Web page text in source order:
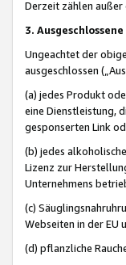
Derzeit zählen außer
3.
Ungeachtet der
ausgeschlossen
(a) jedes Produkt
eine Dienstleistung,
gesponserten Link
(b) jedes
Lizenz zur
Unternehmens
(c)
Webseiten in der EU
(d) pflanzliche